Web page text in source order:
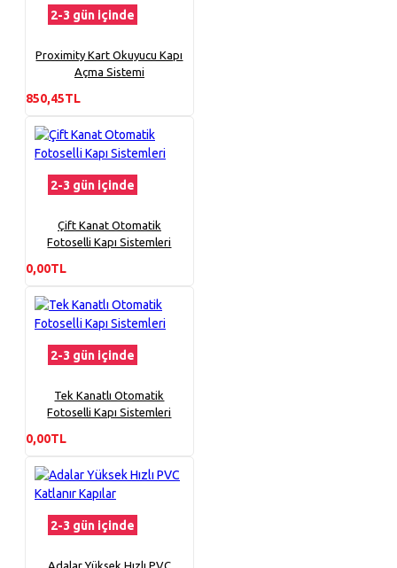
2-3 gün içinde
Proximity Kart Okuyucu Kapı
Açma Sistemi
850,45TL
2-3 gün içinde
Çift Kanat Otomatik
Fotoselli Kapı Sistemleri
0,00TL
2-3 gün içinde
Tek Kanatlı Otomatik
Fotoselli Kapı Sistemleri
0,00TL
2-3 gün içinde
Adalar Yüksek Hızlı PVC